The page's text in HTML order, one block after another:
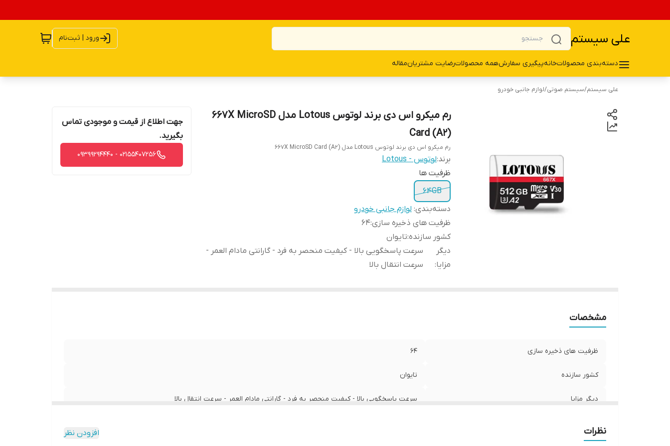
علی سیستم ورود | ثبت‌نام
دسته‌بندی محصولاتخانهپیگیری سفارشهمه محصولاترضایت مشتریانمقاله
علی سیستم/سیستم صوتی/لوازم جانبی خودرو
رم میکرو اس دی برند لوتوس Lotous مدل 667X MicroSD
Card (A2)
رم میکرو اس دی برند لوتوس Lotous مدل 667X MicroSD Card (A2)
برند:لوتوس - Lotous
ظرفیت ها
64GB
دسته‌بندی: لوازم جانبی خودرو
ظرفیت های ذخیره سازی:۶۴
کشور سازنده:تایوان
دیگر
مزایا:
سرعت پاسخگویی بالا - کیفیت منحصر به فرد - گارانتی مادام العمر -
سرعت انتقال بالا
جهت اطلاع از قیمت و موجودی تماس
بگیرید.
02155407256 - 09399294440
مشخصات
ظرفیت های ذخیره سازی ۶۴
کشور سازنده تایوان
دیگر مزایا سرعت پاسخگویی بالا - کیفیت منحصر به فرد - گارانتی مادام العمر - سرعت انتقال بالا
نظرات افزودن نظر